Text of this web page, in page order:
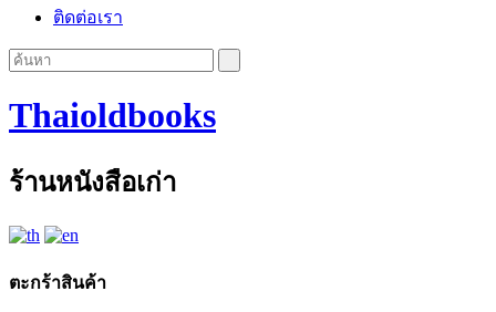
ติดต่อเรา
Thaioldbooks
ร้านหนังสือเก่า
ตะกร้าสินค้า